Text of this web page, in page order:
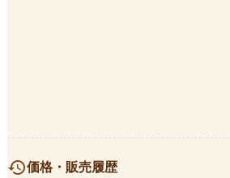
history価格・販売履歴